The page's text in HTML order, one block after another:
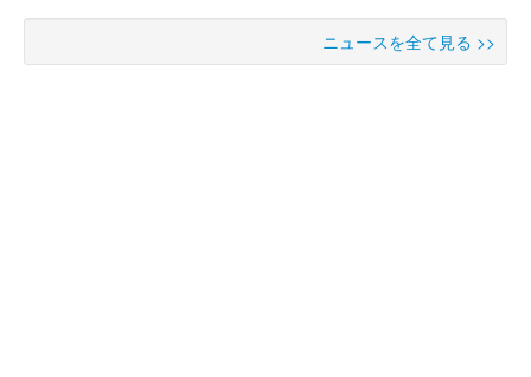
ニュースを全て見る >>